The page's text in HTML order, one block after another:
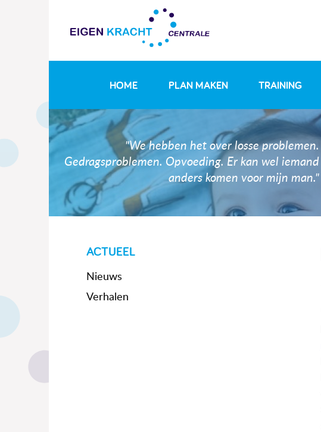
HOME PLAN MAKEN TRAINING
"We hebben het over losse problemen.
Gedragsproblemen. Opvoeding. Er kan wel iemand
anders komen voor mijn man."
ACTUEEL
Nieuws
Verhalen